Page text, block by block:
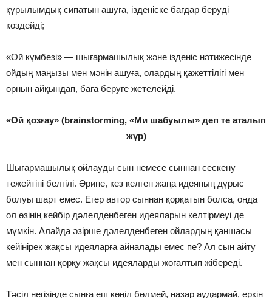
құрылымдық сипатын ашуға, ізденіске бағдар беруді
көздейді;
«Ой күмбезі» — шығармашылық және ізденіс нәтижесінде
ойдың маңызы мен мәнін ашуға, олардың қажеттілігі мен
орнын айқындап, баға беруге жетелейді.
«Ой қозғау» (brainstorming, «Ми шабуылы» деп те аталып
жүр)
Шығармашылық ойлауды сын немесе сыннан сескену
тежейтіні белгілі. Әрине, кез келген жаңа идеяның дұрыс
болуы шарт емес. Егер автор сыннан қорқатын болса, онда
ол өзінің кейбір дәлелденбеген идеяларын келтірмеуі де
мүмкін. Алайда әзірше дәлелденбеген ойлардың қаншасы
кейінірек жақсы идеяларға айналады емес пе? Ал сын айту
мен сыннан қорқу жақсы идеяларды жоғалтып жібереді.
Тәсіл негізінде сынға еш көңіл бөлмей, назар аудармай, еркін